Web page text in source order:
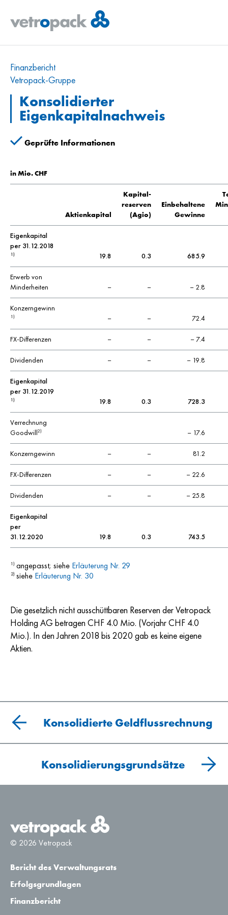
Finanzbericht
Vetropack-Gruppe
Konsolidierter
Eigenkapitalnachweis
Geprüfte Informationen
in Mio. CHF
Aktienkapital
Kapital-
reserven
(Agio)
Einbehaltene
Gewinne
Eigenkapital
per 31.12.2018
1) 19.8 0.3 685.9
Erwerb von
Minderheiten
– – – 2.8
Konzerngewinn
1) – – 72.4
FX-Differenzen – – – 7.4
Dividenden – – – 19.8
Eigenkapital
per 31.12.2019
1) 19.8 0.3 728.3
Verrechnung
Goodwill2) – 17.6
Konzerngewinn – – 81.2
FX-Differenzen – – – 22.6
Dividenden – – – 25.8
Eigenkapital
per
31.12.2020
19.8 0.3 743.5
1) angepasst; siehe Erläuterung Nr. 29
2) siehe Erläuterung Nr. 30
Die gesetzlich nicht ausschüttbaren Reserven der Vetropack
Holding AG betragen CHF 4.0 Mio. (Vorjahr CHF 4.0
Mio.). In den Jahren 2018 bis 2020 gab es keine eigene
Aktien.
Konsolidierte Geldflussrechnung
Konsolidierungsgrundsätze
© 2026 Vetropack
Bericht des Verwaltungsrats
Erfolgsgrundlagen
Finanzbericht